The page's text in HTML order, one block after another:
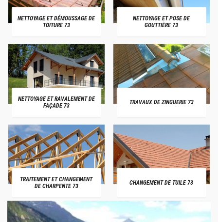
NETTOYAGE ET DÉMOUSSAGE DE
TOITURE 73
NETTOYAGE ET POSE DE
GOUTTIÈRE 73
NETTOYAGE ET RAVALEMENT DE
FAÇADE 73
TRAVAUX DE ZINGUERIE 73
TRAITEMENT ET CHANGEMENT
DE CHARPENTE 73
CHANGEMENT DE TUILE 73